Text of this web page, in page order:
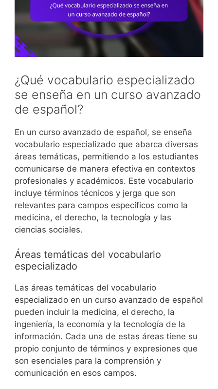
¿Qué vocabulario especializado
se enseña en un curso avanzado
de español?
En un curso avanzado de español, se enseña
vocabulario especializado que abarca diversas
áreas temáticas, permitiendo a los estudiantes
comunicarse de manera efectiva en contextos
profesionales y académicos. Este vocabulario
incluye términos técnicos y jerga que son
relevantes para campos específicos como la
medicina, el derecho, la tecnología y las
ciencias sociales.
Áreas temáticas del vocabulario
especializado
Las áreas temáticas del vocabulario
especializado en un curso avanzado de español
pueden incluir la medicina, el derecho, la
ingeniería, la economía y la tecnología de la
información. Cada una de estas áreas tiene su
propio conjunto de términos y expresiones que
son esenciales para la comprensión y
comunicación en esos campos.